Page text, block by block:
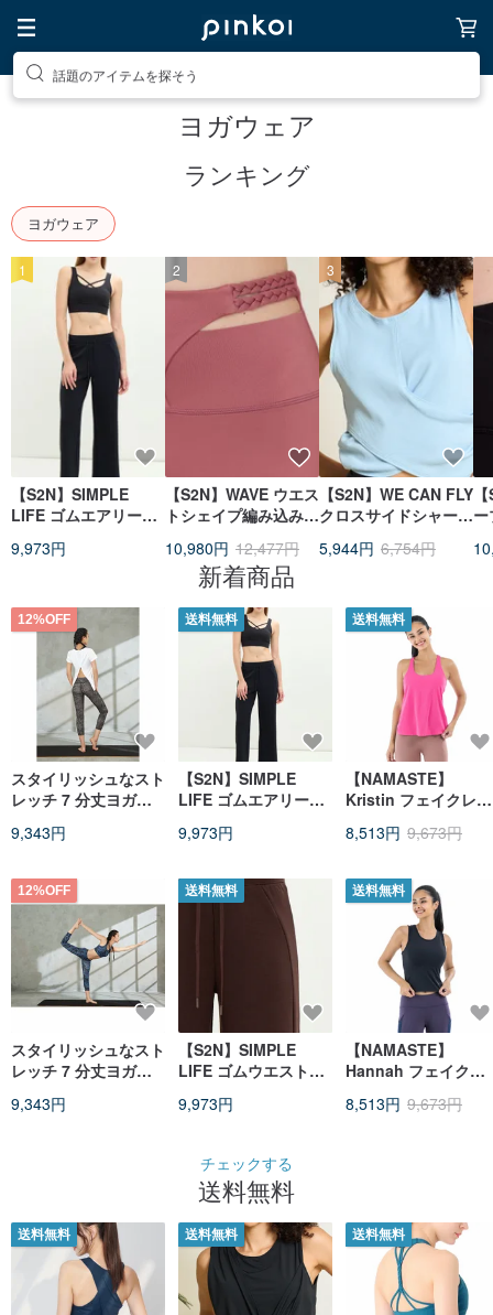
話題のアイテムを探そう
ヨガウェア
ランキング
ヨガウェア
【S2N】SIMPLE
LIFE ゴムエアリーコ
_Black B568
9,973円
1
【S2N】WAVE ウエス
トシェイプ編み込みレ
B023
10,980円 12,477円
2
【S2N】WE CAN FLY
クロスサイドシャーリ
ウス_Cloudy T251
5,944円 6,754円
3
新着商品
12%OFF
スタイリッシュなスト
レッチ 7 分丈ヨガパ
ツパンツ - スネークプ
9,343円
12%OFF
スタイリッシュなスト
レッチ 7 分丈ヨガレ
ーム
9,343円
送料無料
【S2N】SIMPLE
LIFE ゴムエアリーコ
_Black B568
9,973円
送料無料
【S2N】SIMPLE
LIFE ゴムウエストエ
パンツ_Coffee B568
9,973円
送料無料
【NAMASTE】
Kristin フェイクレイ
トップス - ライトワ
8,513円 9,673円
送料無料
【NAMASTE】
Hannah フェイクレ
ラップ スタイリッシ
8,513円 9,673円
チェックする
送料無料
送料無料 送料無料 送料無料